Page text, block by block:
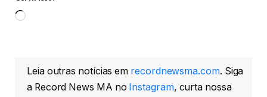
Carregando...
Leia outras notícias em recordnewsma.com. Siga
a Record News MA no Instagram, curta nossa